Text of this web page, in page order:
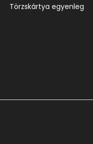
Törzskártya egyenleg